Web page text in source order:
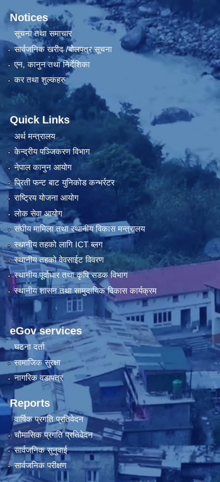
Notices
सूचना तथा समाचार
सार्वजनिक खरीद /बोलपत्र सूचना
एन, कानुन तथा निर्देशिका
कर तथा शुल्कहरु
Quick Links
अर्थ मन्त्रालय
केन्द्रीय पञ्जिकरण विभाग
नेपाल कानुन आयोग
प्रिती फन्ट बाट युनिकोड कन्भर्रटर
राष्ट्रिय योजना आयोग
लोक सेवा आयोग
संघीय मामिला तथा स्थानीय विकास मन्त्रालय
स्थानीय तहको लागि ICT ब्लग
स्थानीय तहको वेवसाईट विवरण
स्थानीय पूर्वाधार तथा कृषि सडक विभाग
स्थानीय शासन तथा सामुदायिक विकास कार्यक्रम
eGov services
घटना दर्ता
सामाजिक सुरक्षा
नागरिक वडापत्र
Reports
वार्षिक प्रगति प्रतिवेदन
चौमासिक प्रगति प्रतिवेदन
सार्वजनिक सुनुवाई
सार्वजनिक परीक्षण